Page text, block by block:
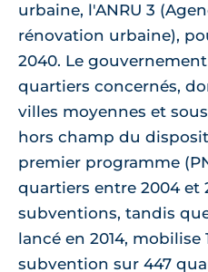
urbaine, l'ANRU 3
rénovation urbaine),
2040. Le
quartiers concernés,
villes moyennes et
hors champ du
premier programme
quartiers entre 2004 et
subventions, tandis
lancé en 2014,
subvention sur 447